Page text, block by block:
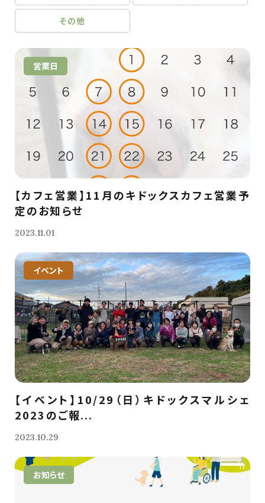
その他
営業日
【カフェ営業】11月のキドックスカフェ営業予
定のお知らせ
2023.11.01
イベント
【イベント】10/29（日）キドックスマルシェ
2023のご報...
2023.10.29
お知らせ